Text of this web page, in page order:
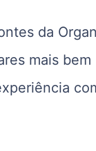
da
mais